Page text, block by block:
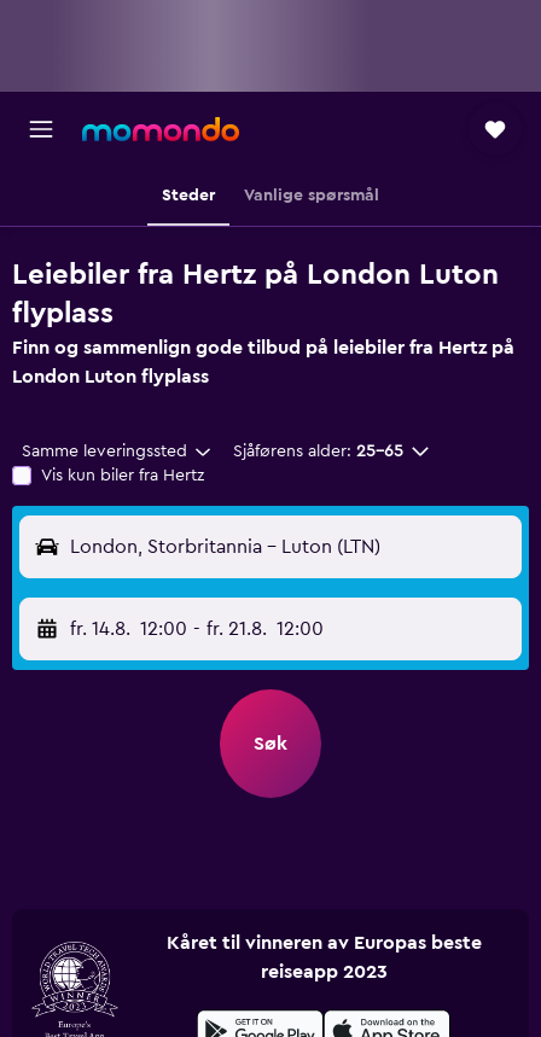
Steder Vanlige spørsmål
Leiebiler fra Hertz på London Luton
flyplass
Finn og sammenlign gode tilbud på leiebiler fra Hertz på
London Luton flyplass
Samme leveringssted Sjåførens alder: 25–65
Vis kun biler fra Hertz
London, Storbritannia - Luton (LTN)
fr. 14.8. 12:00 - fr. 21.8. 12:00
Søk
Kåret til vinneren av Europas beste
reiseapp 2023